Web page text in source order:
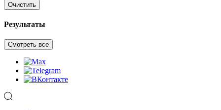
Очистить
Результаты
Смотреть все